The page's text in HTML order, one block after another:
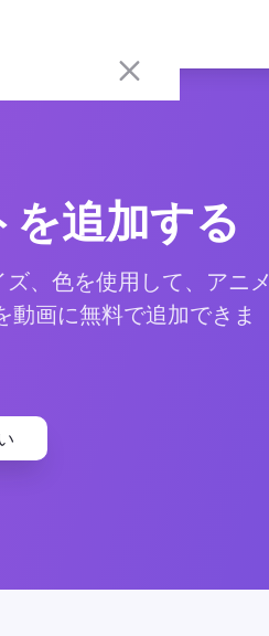
追加する
、色を使用して、アニメ
画に無料で追加できま